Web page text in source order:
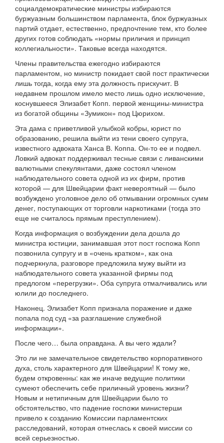
социалдемократические министры избираются
буржуазным большинством парламента, блок буржуазных
партий отдает, естественно, предпочтение тем, кто более
других готов соблюдать «нормы приличия и принцип
коллегиальности». Таковые всегда находятся.
Члены правительства ежегодно избираются
парламентом, но министр покидает свой пост практически
лишь тогда, когда ему эта должность прискучит. В
недавнем прошлом имело место лишь одно исключение,
коснувшееся Элизабет Копп. первой женщины-министра
из богатой общины «Зумикон» под Цюрихом.
Эта дама с приветливой улыбкой кобры, юрист по
образованию, решила выйти из тени своего супруга,
известного адвоката Ханса В. Коппа. Он-то ее и подвел.
Ловкий адвокат поддерживал тесные связи с ливанскими
валютными спекулянтами, даже состоял членом
наблюдательного совета одной из их фирм, против
которой — для Швейцарии факт невероятный — было
возбуждено уголовное дело об отмывании огромных сумм
денег, поступающих от торговли наркотиками (тогда это
еще не считалось прямым преступлением).
Когда информация о возбуждении дела дошла до
министра юстиции, занимавшая этот пост госпожа Копп
позвонила супругу и в «очень кратком», как она
подчеркнула, разговоре предложила мужу выйти из
наблюдательного совета указанной фирмы под
предлогом «перегрузки». Оба супруга отмалчивались или
юлили до последнего.
Наконец. Элизабет Копп признала поражение и даже
попала под суд «за разглашение служебной
информации».
После чего… была оправдана. А вы чего ждали?
Это ли не замечательное свидетельство корпоративного
духа, столь характерного для Швейцарии! К тому же,
будем откровенны: как же иначе ведущие политики
сумеют обеспечить себе приличный уровень жизни?
Новым и нетипичным для Швейцарии было то
обстоятельство, что падение госпожи министерши
привело к созданию Комиссии парламентских
расследований, которая отнеслась к своей миссии со
всей серьезностью.